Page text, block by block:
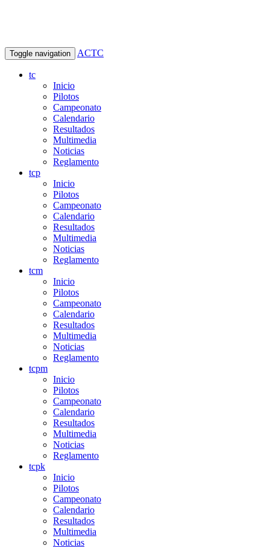
Toggle navigation ACTC
tc
Inicio
Pilotos
Campeonato
Calendario
Resultados
Multimedia
Noticias
Reglamento
tcp
Inicio
Pilotos
Campeonato
Calendario
Resultados
Multimedia
Noticias
Reglamento
tcm
Inicio
Pilotos
Campeonato
Calendario
Resultados
Multimedia
Noticias
Reglamento
tcpm
Inicio
Pilotos
Campeonato
Calendario
Resultados
Multimedia
Noticias
Reglamento
tcpk
Inicio
Pilotos
Campeonato
Calendario
Resultados
Multimedia
Noticias